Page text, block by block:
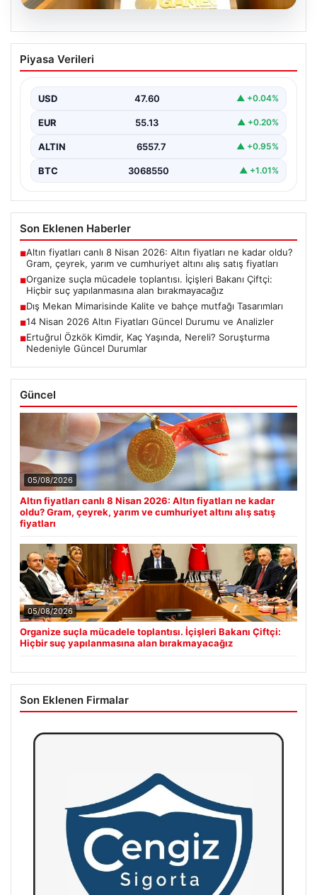
Organize suçla mücadele toplantısı.
İçişleri Bakanı Çiftçi: Hiçbir suç
Piyasa Verileri
USD 47.60 ▲ +0.04%
EUR 55.13 ▲ +0.20%
ALTIN 6557.7 ▲ +0.95%
BTC 3068550 ▲ +1.01%
Son Eklenen Haberler
■Altın fiyatları canlı 8 Nisan 2026: Altın fiyatları ne kadar oldu?
Gram, çeyrek, yarım ve cumhuriyet altını alış satış fiyatları
■Organize suçla mücadele toplantısı. İçişleri Bakanı Çiftçi:
Hiçbir suç yapılanmasına alan bırakmayacağız
■Dış Mekan Mimarisinde Kalite ve bahçe mutfağı Tasarımları
■14 Nisan 2026 Altın Fiyatları Güncel Durumu ve Analizler
■Ertuğrul Özkök Kimdir, Kaç Yaşında, Nereli? Soruşturma
Nedeniyle Güncel Durumlar
Güncel
05/08/2026
Altın fiyatları canlı 8 Nisan 2026: Altın fiyatları ne kadar
oldu? Gram, çeyrek, yarım ve cumhuriyet altını alış satış
fiyatları
05/08/2026
Organize suçla mücadele toplantısı. İçişleri Bakanı Çiftçi:
Hiçbir suç yapılanmasına alan bırakmayacağız
Son Eklenen Firmalar